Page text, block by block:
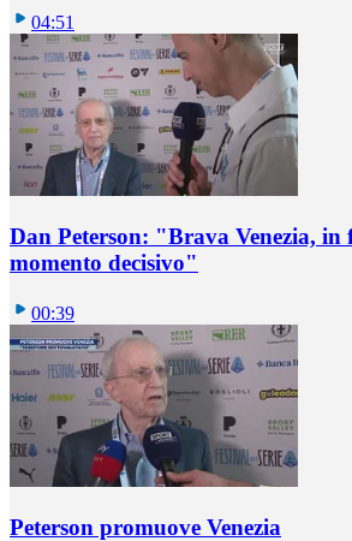
04:51
Dan Peterson: "Brava Venezia, in
momento decisivo"
00:39
Peterson promuove Venezia